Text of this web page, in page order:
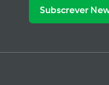
Subscrever